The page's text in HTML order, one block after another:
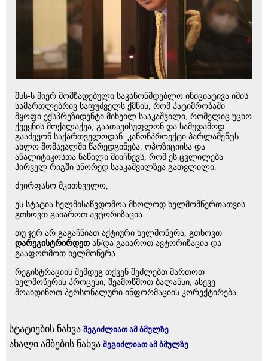
შსს-ს მიერ მომზადებული საკანონმდებლო ინიციატივა იმის
სამართლებრივ საფუძველს ქმნის, რომ პატიმრობაში
მყოფი ექსპრეზიდენტი მიხეილ სააკაშვილი, რომელიც უცხო
ქვეყნის მოქალაქეა, გაათავისუფლონ და სამუდამოდ
გააძევონ საქართველოდან. კანონპროექტი პარლამენტს
ახლო მომავალში წარედგინება. ოპოზიციისა და
ანალიტიკოსთა ნაწილი მიიჩნევს, რომ ეს ცვლილება
პირველ რიგში სწორედ სააკაშვილზეა გათვლილი.
ძვირფასო მკითხველო,
ეს სტატია ხელმისაწვდომოა მხოლოდ ხელმომწერთათვის.
გთხოვთ გაიაროთ ავტორიზაცია.
თუ ჯერ არ გაგაჩნიათ აქტიური ხელმოწერა, გთხოვთ
დარეგისტრირდეთ ან/და გაიაროთ ავტორიზაცია და
გააფორმოთ ხელმოწერა.
რეგისტრაციის შემდეგ თქვენ შეძლებთ მართოთ
ხელმოწერის პროცესი, შეამოწმოთ ბალანსი, ასევე
მოახდინოთ პერსონალური ინფორმაციის კორექტირება.
სტატიების ნახვა შეგიძლიათ ამ ბმულზე
ახალი ამბების ნახვა შეგიძლიათ ამ ბმულზე